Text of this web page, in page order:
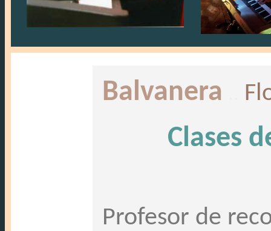
Balvanera
Clases
Profesor de